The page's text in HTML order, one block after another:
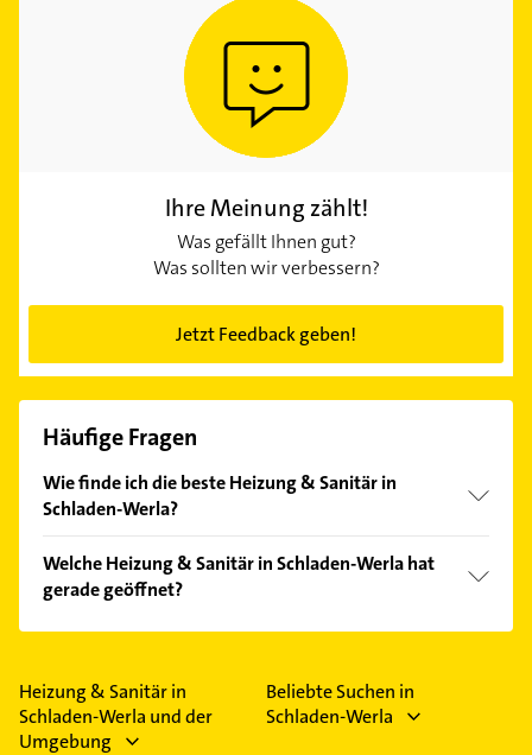
Ihre Meinung zählt!
Was gefällt Ihnen gut?
Was sollten wir verbessern?
Jetzt Feedback geben!
Häufige Fragen
Wie finde ich die beste Heizung & Sanitär in
Schladen-Werla?
Kundenmeinungen und profitieren Sie von den
Empfehlungen. Die Suchergebnisse können Sie sich
einfach nachBewertungensortiert anzeigen lassen.
Welche Heizung & Sanitär in Schladen-Werla hat
gerade geöffnet?
Im Anbieter-Bereich finden Sie alleÖffnungszeiten.
Feiertagen abweichen können.
Heizung & Sanitär in
Schladen-Werla und der
Umgebung
Beliebte Suchen in
Schladen-Werla